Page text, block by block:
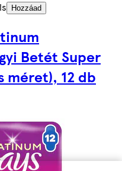
Hozzáad
Betét Super
méret), 12 db